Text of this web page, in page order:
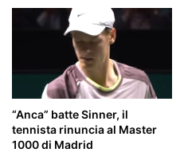
“Anca” batte Sinner, il
tennista rinuncia al Master
1000 di Madrid